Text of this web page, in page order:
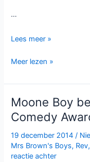
…
Review:
of
seizoen
3
Lees meer »
Review:
of
London
seizoen
3
Meer lezen »
Moone Boy
Comedy
19 december 2014/
Mrs Brown's Boys, Rev
reactie achter